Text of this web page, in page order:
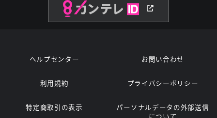
ヘルプセンター お問い合わせ
利用規約 プライバシーポリシー
特定商取引の表示
パーソナルデータの外部送信